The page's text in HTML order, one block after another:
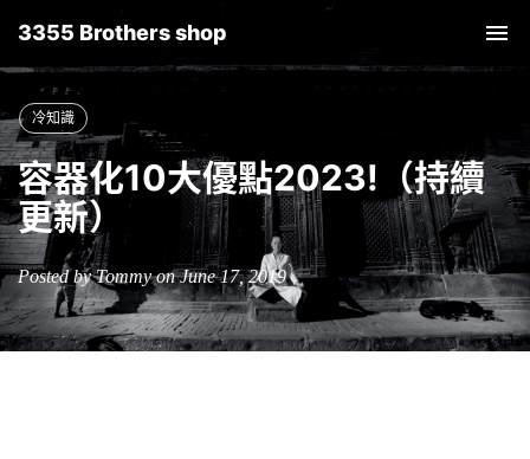
3355 Brothers shop
冷知識
容器化10大優點2023!（持續
更新）
Posted by Tommy on June 17, 2019